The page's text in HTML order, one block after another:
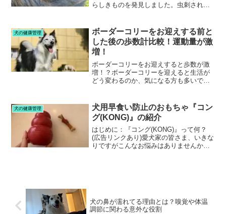
らしきものを発見しました。虫刺されな
いってわかった原因と治療方法、完治に
至るまでの期間や経緯をお...
犬の健康管理
ボーダーコリーをお迎えする前と
した後の歩数計比較！運動量が激
増！
ボーダーコリーをお迎えすると歩数が激
増！？ボーダーコリーを迎えると生活が
どう変わるのか、気になる方も多いでし
日の「歩数の増加」と「生活リズムの改
善」です。お迎えする前と...
犬の健康管理
犬用早食い防止のおもちゃ『コン
グ(KONG)』の紹介
はじめに：『コング(KONG)』って何？
(広告リンクあり)愛犬家の皆さま、いきな
りですがこんなお悩みはありませんか？
犬の鼻が濡れてる理由とは？嗅覚や体温
調節に関わる意外な役割